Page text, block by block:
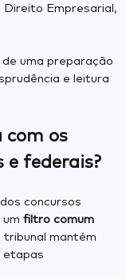
Empresarial,
uma preparação
e leitura
com os
e federais?
concursos
filtro comum
tribunal mantém
etapas